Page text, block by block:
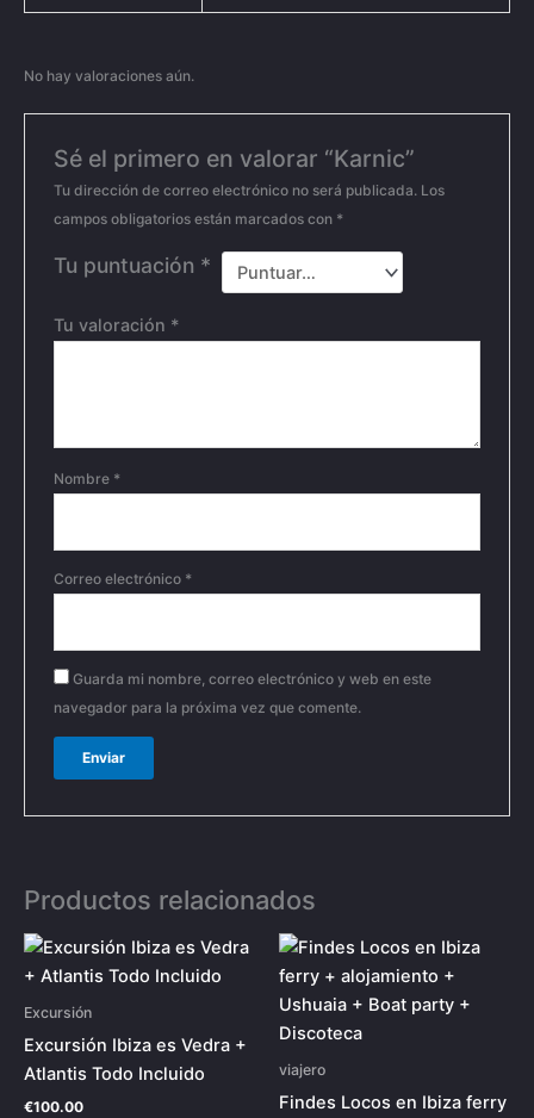
No hay valoraciones aún.
Sé el primero en valorar “Karnic”
Tu dirección de correo electrónico no será publicada. Los
campos obligatorios están marcados con *
Tu puntuación *
Tu valoración *
Nombre *
Correo electrónico *
Guarda mi nombre, correo electrónico y web en este
navegador para la próxima vez que comente.
Productos relacionados
Excursión
Excursión Ibiza es Vedra +
Atlantis Todo Incluido
€100.00
viajero
Findes Locos en Ibiza ferry